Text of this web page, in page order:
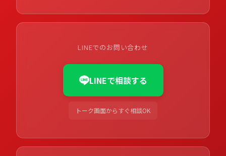
LINEでのお問い合わせ
LINEで相談する
トーク画面からすぐ相談OK